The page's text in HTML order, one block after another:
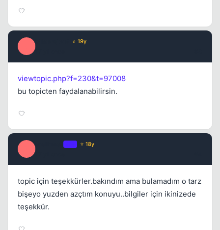
⭐ 19y
viewtopic.php?f=230&t=97008
bu topicten faydalanabilirsin.
⭐ 18y
topic için teşekkürler.bakındım ama bulamadım o tarz
bişeyo yuzden azçtım konuyu..bilgiler için ikinizede
teşekkür.